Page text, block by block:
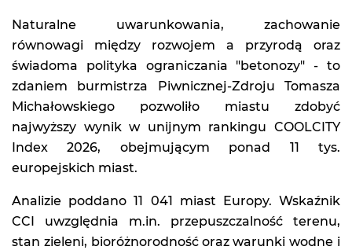
Naturalne uwarunkowania, zachowanie
równowagi między rozwojem a przyrodą oraz
świadoma polityka ograniczania "betonozy" - to
zdaniem burmistrza Piwnicznej-Zdroju Tomasza
Michałowskiego pozwoliło miastu zdobyć
najwyższy wynik w unijnym rankingu COOLCITY
Index 2026, obejmującym ponad 11 tys.
europejskich miast.
Analizie poddano 11 041 miast Europy. Wskaźnik
CCI uwzględnia m.in. przepuszczalność terenu,
stan zieleni, bioróżnorodność oraz warunki wodne i